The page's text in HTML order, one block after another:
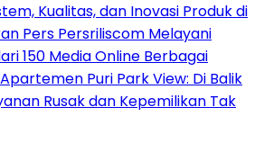
Kualitas, dan Inovasi Produk di
Pers Persriliscom Melayani
150 Media Online Berbagai
Puri Park View: Di Balik
Rusak dan Kepemilikan Tak